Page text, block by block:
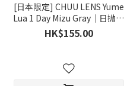
[日本限定] CHUU LENS Yume
Lua 1 Day Mizu Gray｜日抛彩
妆隐形眼镜｜每盒10片
HK$155.00